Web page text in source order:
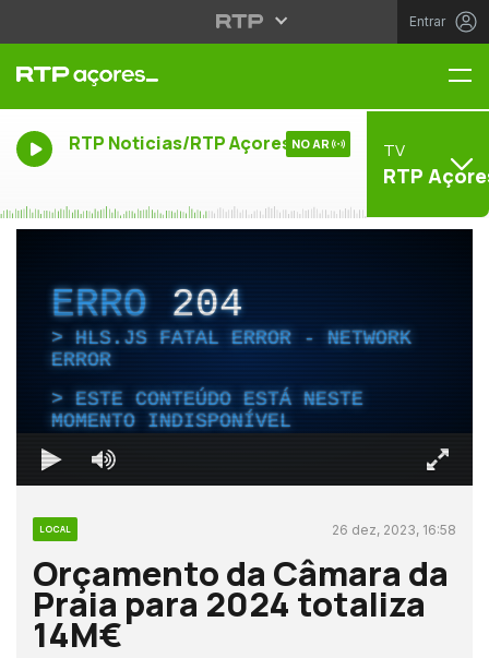
Entrar
RTP Noticias/RTP Açores NO AR TV
RTP
ERRO204
HLS.JS FATAL ERROR - NETWORK
ERROR
ESTE CONTEÚDO ESTÁ NESTE
MOMENTO INDISPONÍVEL
LOCAL 26 dez, 2023, 16:58
Orçamento da Câmara da
Praia para 2024 totaliza
14M€